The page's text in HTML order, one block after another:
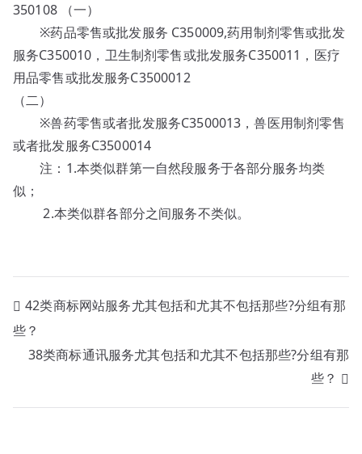
350108 （一）
※药品零售或批发服务 C350009,药用制剂零售或批发
服务C350010，卫生制剂零售或批发服务C350011，医疗
用品零售或批发服务C3500012
（二）
※兽药零售或者批发服务C3500013，兽医用制剂零售
或者批发服务C3500014
注：1.本类似群第一自然段服务于各部分服务均类
似；
2.本类似群各部分之间服务不类似。
文
章
航
42类商标网站服务尤其包括和尤其不包括那些?分组有那
些？
38类商标通讯服务尤其包括和尤其不包括那些?分组有那
些？